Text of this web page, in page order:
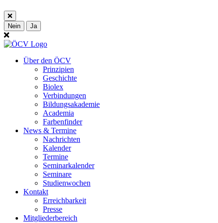
Nein Ja
Über den ÖCV
Prinzipien
Geschichte
Biolex
Verbindungen
Bildungsakademie
Academia
Farbenfinder
News & Termine
Nachrichten
Kalender
Termine
Seminarkalender
Seminare
Studienwochen
Kontakt
Erreichbarkeit
Presse
Mitgliederbereich